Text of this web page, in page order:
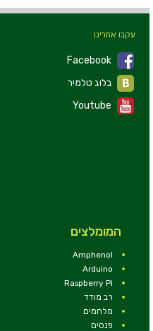
עקבו אחרינו
Facebook
Youtube
המומלצים
Amphenol
Arduino
Raspberry Pi
רב מודד
מלחמים
פנסים